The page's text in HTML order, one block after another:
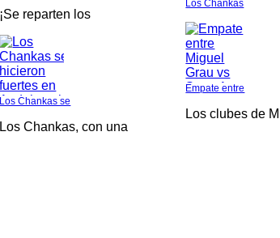
¡Se reparten los
Los Chankas se
Los Chankas, con una
Los Chankas
Empate entre
Los clubes de